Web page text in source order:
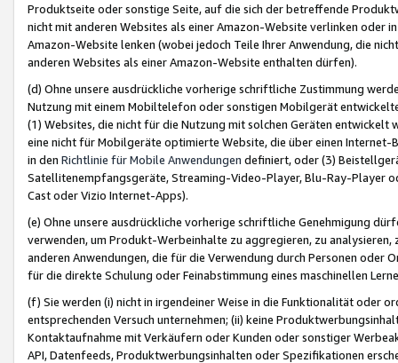
Produktseite oder sonstige Seite, auf die sich der betreffende
nicht mit anderen Websites als einer Amazon-Website verlinken oder
Amazon-Website lenken (wobei jedoch Teile Ihrer Anwendung, die
anderen Websites als einer Amazon-Website enthalten dürfen).
(d) Ohne unsere ausdrückliche vorherige schriftliche Zustimmung
Nutzung mit einem Mobiltelefon oder sonstigen Mobilgerät
(1) Websites, die nicht für die Nutzung mit solchen Geräten
eine nicht für Mobilgeräte optimierte Website, die über einen
in den Richtlinie für Mobile Anwendungen definiert, oder (3)
Satellitenempfangsgeräte, Streaming-Video-Player, Blu-Ray-Player
Cast oder Vizio Internet-Apps).
(e) Ohne unsere ausdrückliche vorherige schriftliche Genehmigung
verwenden, um Produkt-Werbeinhalte zu aggregieren, zu
anderen Anwendungen, die für die Verwendung durch Personen
für die direkte Schulung oder Feinabstimmung eines maschinellen
(f) Sie werden (i) nicht in irgendeiner Weise in die Funktionalität oder
entsprechenden Versuch unternehmen; (ii) keine
Kontaktaufnahme mit Verkäufern oder Kunden oder sonstiger
API, Datenfeeds, Produktwerbungsinhalten oder Spezifikationen